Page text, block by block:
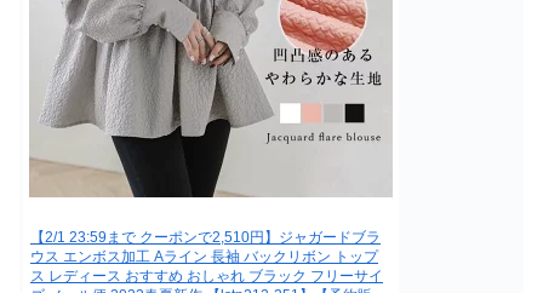
【2/1 23:59まで クーポンで2,510円】ジャガードブラ
ウス エンボス加工 Aライン 長袖 バックリボン トップ
ス レディース おすすめ おしゃれ ブラック フリーサイ